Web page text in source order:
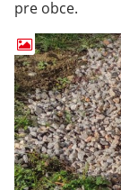
pre obce.